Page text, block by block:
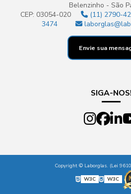
Belenzinho - São
CEP: 03054-020
(11) 2790-
3474
Envie sua
SIGA-NOS!
Copyright © Laborglas. (Lei
W3C
W3C